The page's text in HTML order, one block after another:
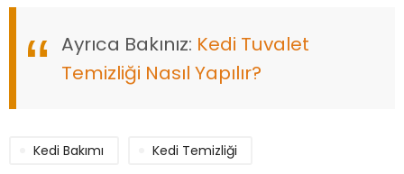
Ayrıca Bakınız: Kedi Tuvalet
Temizliği Nasıl Yapılır?
Kedi Bakımı Kedi Temizliği